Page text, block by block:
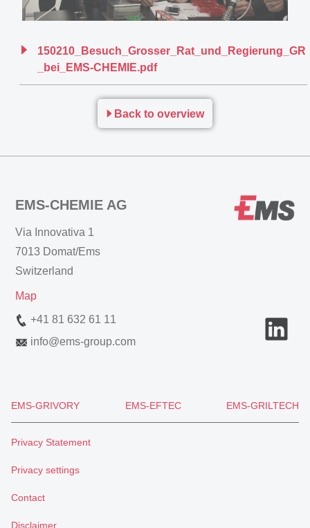
150210_Besuch_Grosser_Rat_und_Regierung_GR
_bei_EMS-CHEMIE.pdf
Back to overview
EMS-CHEMIE AG
Via Innovativa 1
7013 Domat/Ems
Switzerland
Map
+41 81 632 61 11
info@ems-group.com
EMS-GRIVORY EMS-EFTEC EMS-GRILTECH
Privacy Statement
Privacy settings
Contact
Disclaimer